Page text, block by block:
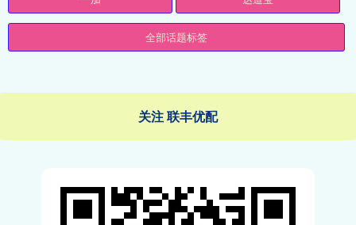
全部话题标签
关注 联丰优配